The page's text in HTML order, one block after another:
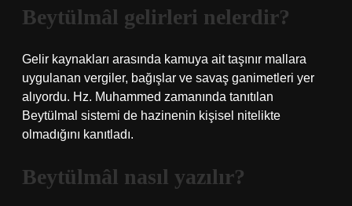
Beytülmâl gelirleri nelerdir?
Gelir kaynakları arasında kamuya ait taşınır mallara
uygulanan vergiler, bağışlar ve savaş ganimetleri yer
alıyordu. Hz. Muhammed zamanında tanıtılan
Beytülmal sistemi de hazinenin kişisel nitelikte
olmadığını kanıtladı.
Beytülmâl nasıl yazılır?